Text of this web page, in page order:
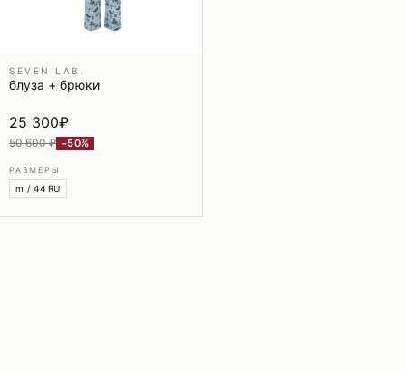
SEVEN LAB.
блуза + брюки
25 300₽
50 600 ₽ −50%
РАЗМЕРЫ
m / 44 RU